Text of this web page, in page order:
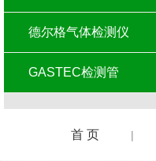
德尔格气体检测仪
GASTEC检测管
首 页 |